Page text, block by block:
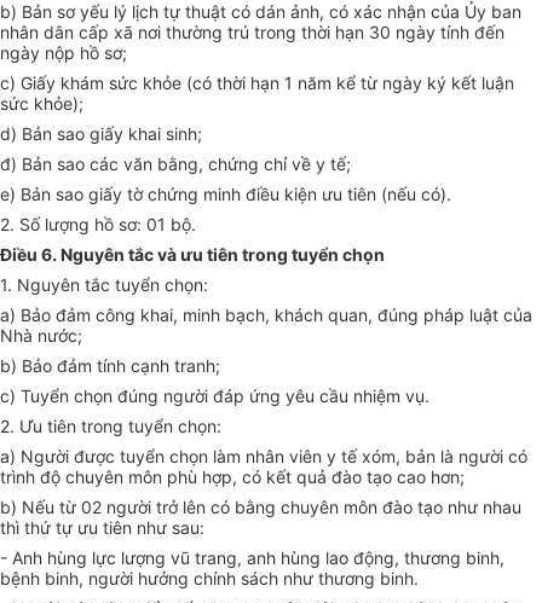
b) Bản sơ yếu lý lịch tự thuật có dán ảnh, có xác nhận của Ủy ban
nhân dân cấp xã nơi thường trú trong thời hạn 30 ngày tính đến
ngày nộp hồ sơ;
c) Giấy khám sức khỏe (có thời hạn 1 năm kể từ ngày ký kết luận
sức khỏe);
d) Bản sao giấy khai sinh;
đ) Bản sao các văn bằng, chứng chỉ về y tế;
e) Bản sao giấy tờ chứng minh điều kiện ưu tiên (nếu có).
2. Số lượng hồ sơ: 01 bộ.
Điều 6. Nguyên tắc và ưu tiên trong tuyển chọn
1. Nguyên tắc tuyển chọn:
a) Bảo đảm công khai, minh bạch, khách quan, đúng pháp luật của
Nhà nước;
b) Bảo đảm tính cạnh tranh;
c) Tuyển chọn đúng người đáp ứng yêu cầu nhiệm vụ.
2. Ưu tiên trong tuyển chọn:
a) Người được tuyển chọn làm nhân viên y tế xóm, bản là người có
trình độ chuyên môn phù hợp, có kết quả đào tạo cao hơn;
b) Nếu từ 02 người trở lên có bằng chuyên môn đào tạo như nhau
thì thứ tự ưu tiên như sau:
- Anh hùng lực lượng vũ trang, anh hùng lao động, thương binh,
bệnh binh, người hưởng chính sách như thương binh.